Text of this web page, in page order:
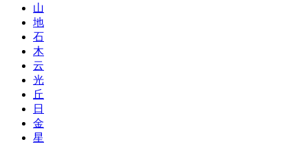
山
地
石
木
云
光
丘
日
金
星